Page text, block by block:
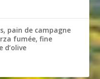
pain de campagne
fumée, fine
d’olive